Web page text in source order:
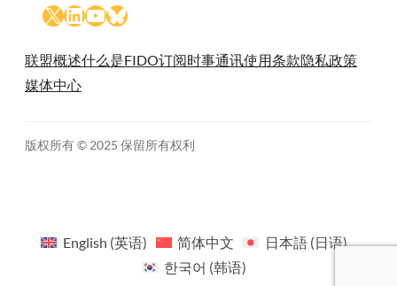
X LinkedIn
YouTube
Bluesky
联盟概述什么是FIDO订阅时事通讯使用条款隐私政策
媒体中心
版权所有 © 2025 保留所有权利
English (英语) 简体中文 日本語(日语)
한국어 (韩语)